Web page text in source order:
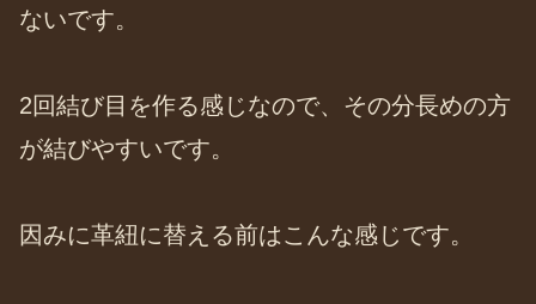
ないです。
2回結び目を作る感じなので、その分長めの方
が結びやすいです。
因みに革紐に替える前はこんな感じです。